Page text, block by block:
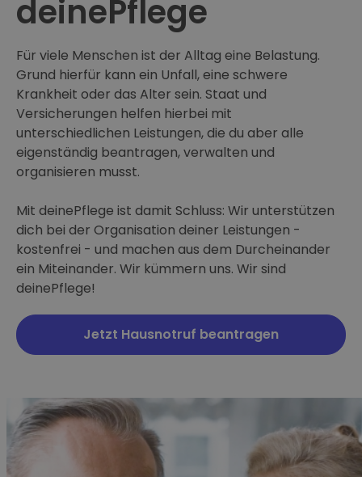
deinePflege
Für viele Menschen ist der Alltag eine Belastung.
Grund hierfür kann ein Unfall, eine schwere
Krankheit oder das Alter sein. Staat und
Versicherungen helfen hierbei mit
unterschiedlichen Leistungen, die du aber alle
eigenständig beantragen, verwalten und
organisieren musst.
Mit deinePflege ist damit Schluss: Wir unterstützen
dich bei der Organisation deiner Leistungen -
kostenfrei - und machen aus dem Durcheinander
ein Miteinander. Wir kümmern uns. Wir sind
deinePflege!
Jetzt Hausnotruf beantragen